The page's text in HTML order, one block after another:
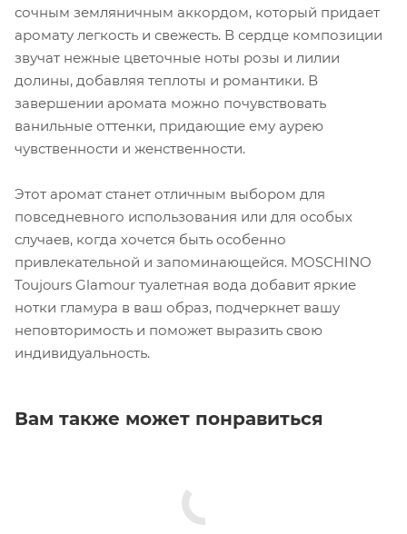
сочным земляничным аккордом, который придает
аромату легкость и свежесть. В сердце композиции
звучат нежные цветочные ноты розы и лилии
долины, добавляя теплоты и романтики. В
завершении аромата можно почувствовать
ванильные оттенки, придающие ему аурею
чувственности и женственности.
Этот аромат станет отличным выбором для
повседневного использования или для особых
случаев, когда хочется быть особенно
привлекательной и запоминающейся. MOSCHINO
Toujours Glamour туалетная вода добавит яркие
нотки гламура в ваш образ, подчеркнет вашу
неповторимость и поможет выразить свою
индивидуальность.
Вам также может понравиться